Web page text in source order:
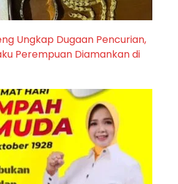
Ungkap Dugaan Pencurian,
Perempuan Diamankan di